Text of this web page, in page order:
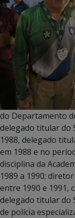
do Departamento
delegado titular do
1988, delegado
em 1988 e no
disciplina da
1989 a 1990;
entre 1990 e 1991,
delegado titular do
de polícia